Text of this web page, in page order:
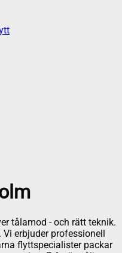
tålamod - och rätt teknik.
erbjuder professionell
flyttspecialister packar